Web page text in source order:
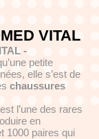
VITAL
-
petite
elle s’est de
chaussures
l’une des rares
en
1000 paires qui